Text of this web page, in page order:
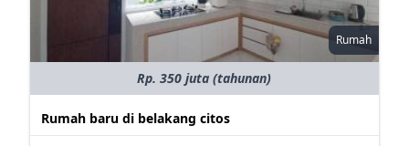
Rumah
Rp. 350 juta (tahunan)
Rumah baru di belakang citos